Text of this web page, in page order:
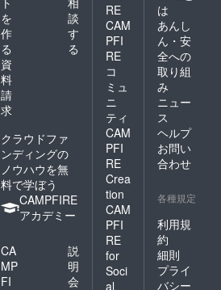
を
作
る
談
す
る
資
料
請
求
クラウドファ
ンディングの
ノウハウを無
料で学ぼう
CAMPFIRE
アカデミー
CA
MP
FI
説
明
会
RE
CAM
PFI
RE
コ
ミュ
ニ
ティ
CAM
PFI
RE
Crea
tion
CAM
PFI
RE
for
Soci
al
は
あんし
ん・安
全への
取り組
み
ニュー
ス
ヘルプ
お問い
合わせ
各種規定
利用規
約
細則
プライ
バシー